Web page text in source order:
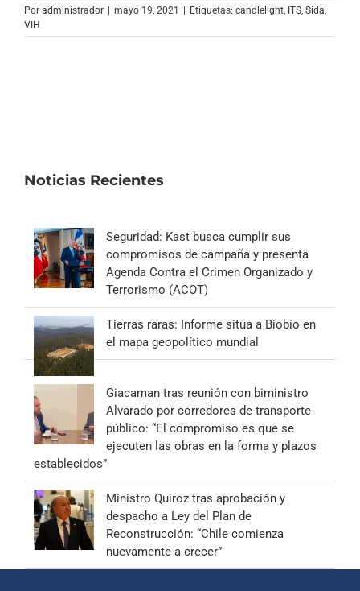
Por administrador | mayo 19, 2021 | Etiquetas: candlelight ITS Sida
VIH
Noticias Recientes
Seguridad: Kast busca cumplir sus
compromisos de campaña y presenta
Agenda Contra el Crimen Organizado y
Terrorismo (ACOT)
Tierras raras: Informe sitúa a Biobío en
el mapa geopolítico mundial
Giacaman tras reunión con biministro
Alvarado por corredores de transporte
público: “El compromiso es que se
ejecuten las obras en la forma y plazos
establecidos”
Ministro Quiroz tras aprobación y
despacho a Ley del Plan de
Reconstrucción: “Chile comienza
nuevamente a crecer”